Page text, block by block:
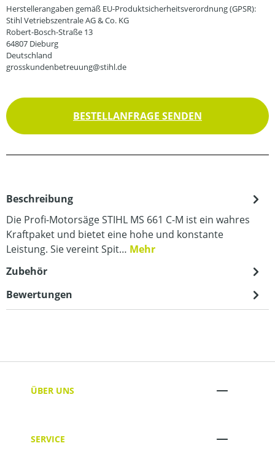
Herstellerangaben gemäß EU-Produktsicherheitsverordnung (GPSR):
Stihl Vetriebszentrale AG & Co. KG
Robert-Bosch-Straße 13
64807 Dieburg
Deutschland
grosskundenbetreuung@stihl.de
BESTELLANFRAGE SENDEN
Beschreibung
Die Profi-Motorsäge STIHL MS 661 C-M ist ein wahres
Kraftpaket und bietet eine hohe und konstante
Leistung. Sie vereint Spit… Mehr
Zubehör
Bewertungen
ÜBER UNS
SERVICE